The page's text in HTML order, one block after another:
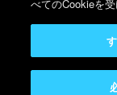
べてのCookieを